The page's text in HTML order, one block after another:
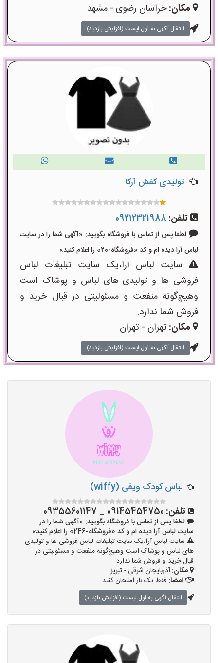
مکان:خراسان رضوی - مشهد
انتقال آگهی به اول لیست (افزایش بازدید)
تولیدی کفش آرکا
تلفن: 09212321988
لطفا پس از تماس با فروشگاه بگویید: «آگهی شما را در سایت
لباس آرا دیده ام و کد «فروشگاه-20» را اعلام کنید»
سایت لباس آرا،یک سایت تبلیغات لباس
فروشی ها و تولیدی های لباس و پوشاک است
وهیچ‌گونه منفعت و مسئولیتی در قبال خرید و
فروش شما ندارد.
مکان:تهران - تهران
انتقال آگهی به اول لیست (افزایش بازدید)
لباس کودک ویفی (wiffy)
تلفن: 09145454750 _ 09355601147
لطفا پس از تماس با فروشگاه بگویید: «آگهی شما را در
سایت لباس آرا دیده ام و کد «فروشگاه-246» را اعلام کنید»
سایت لباس آرا،یک سایت تبلیغات لباس فروشی ها و تولیدی
های لباس و پوشاک است وهیچ‌گونه منفعت و مسئولیتی در
قبال خرید و فروش شما ندارد.
مکان:آذربایجان شرقی - تبریز
امضا: فقط یک بار امتحان کنید
انتقال آگهی به اول لیست (افزایش بازدید)